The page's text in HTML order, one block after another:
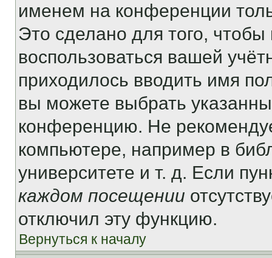
именем на конференции
Это сделано для того, чтобы
воспользоваться вашей
приходилось вводить имя
вы можете выбрать
конференцию. Не
компьютере, например в
университете и т. д. Если
каждом посещении
отключил эту функцию.
Вернуться к началу